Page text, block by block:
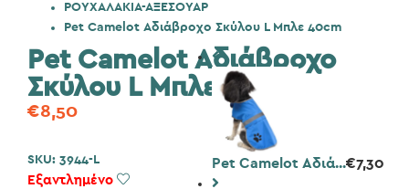
ΡΟΥΧΑΛΑΚΙΑ-ΑΞΕΣΟΥΑΡ
Pet Camelot Αδιάβροχο Σκύλου L Μπλε 40cm
Pet Camelot Αδιά...€7,30
Pet Camelot Αδιάβροχο
Σκύλου L Μπλε 40cm
€8,50
SKU: 3944-L
Εξαντλημένο Add to Wishlist